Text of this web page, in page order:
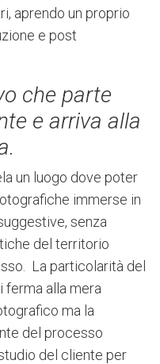
aprendo un proprio
e post
che parte
e arriva alla
un luogo dove poter
immerse in
senza
del territorio
La particolarità del
ferma alla mera
ma la
del processo
del cliente per